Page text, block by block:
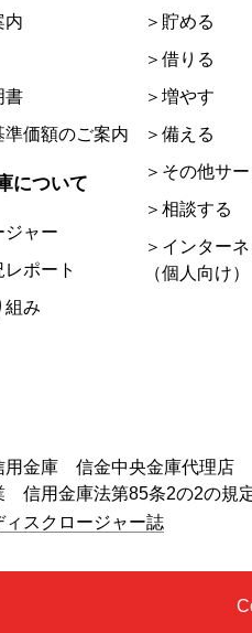
内
書
準価額のご案内
について
ジャー
ポート
組み
＞貯める
＞借りる
＞増やす
＞備える
＞その他サ
＞相談する
＞インター
（個人向け）
金庫 信金中央金庫代理店
信用金庫法第85条2の2の規
スクロージャー誌